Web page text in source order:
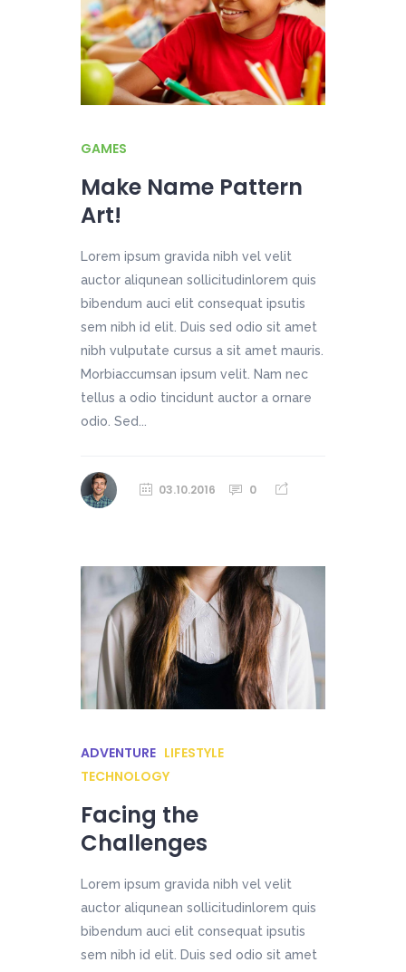
GAMES
Make Name Pattern
Art!
Lorem ipsum gravida nibh vel velit
auctor aliqunean sollicitudinlorem quis
bibendum auci elit consequat ipsutis
sem nibh id elit. Duis sed odio sit amet
nibh vulputate cursus a sit amet mauris.
Morbiaccumsan ipsum velit. Nam nec
tellus a odio tincidunt auctor a ornare
odio. Sed...
03.10.2016 0
ADVENTURE LIFESTYLE
TECHNOLOGY
Facing the
Challenges
Lorem ipsum gravida nibh vel velit
auctor aliqunean sollicitudinlorem quis
bibendum auci elit consequat ipsutis
sem nibh id elit. Duis sed odio sit amet